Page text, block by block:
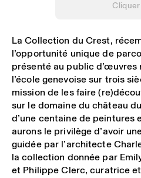
La Collection du Crest,
l’opportunité unique de
présenté au public d’œuvres
l’école genevoise sur trois
mission de les faire
sur le domaine du château
d’une centaine de
aurons le privilège d’avoir
guidée par l’architecte
la collection donnée par
et Philippe Clerc, curatrice